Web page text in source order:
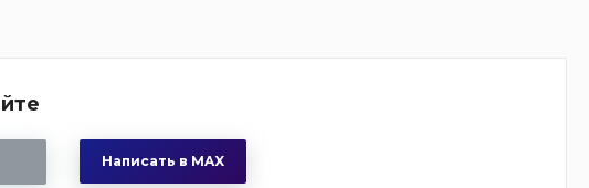
Написать в MAX